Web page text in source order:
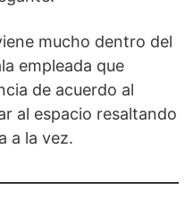
mucho dentro del
empleada que
de acuerdo al
al espacio resaltando
a la vez.